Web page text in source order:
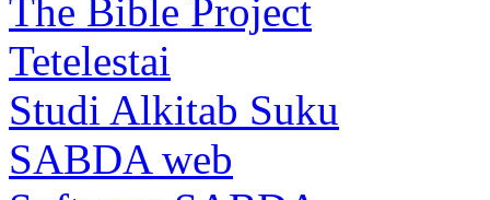
The Bible Project
Tetelestai
Studi Alkitab Suku
SABDA web